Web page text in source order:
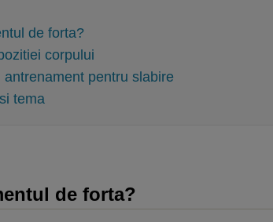
de forta?
corpului
pentru slabire
tema
de forta?